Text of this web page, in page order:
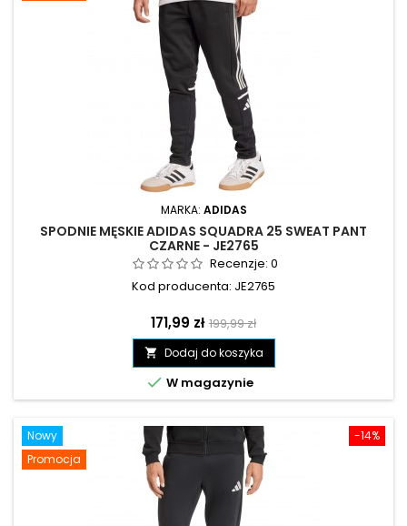
MARKA: ADIDAS
SPODNIE MĘSKIE ADIDAS SQUADRA 25 SWEAT PANT
CZARNE - JE2765
Recenzje: 0
Kod producenta: JE2765
Cena
171,99 zł Cena
podstawowa
199,99 zł
 Dodaj do koszyka
 W magazynie
-14%
Nowy
Promocja